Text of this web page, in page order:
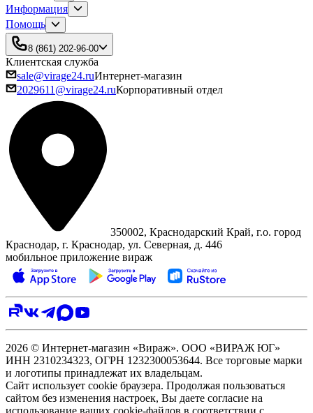
Информация
Помощь
8 (861) 202-96-00
Клиентская служба
sale@virage24.ruИнтернет-магазин
2029611@virage24.ruКорпоративный отдел
350002, Краснодарский Край, г.о. город
Краснодар, г. Краснодар, ул. Северная, д. 446
мобильное приложение вираж
2026 © Интернет-магазин «Вираж». ООО «ВИРАЖ ЮГ»
ИНН 2310234323, ОГРН 1232300053644. Все торговые марки
и логотипы принадлежат их владельцам.
Сайт использует cookie браузера. Продолжая пользоваться
сайтом без изменения настроек, Вы даете согласие на
использование ваших cookie-файлов в соответствии с